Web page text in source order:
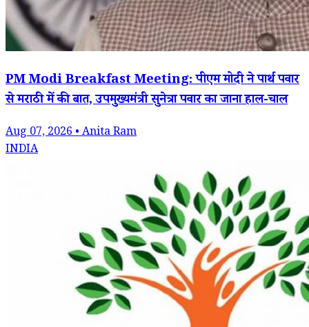
PM Modi Breakfast Meeting: पीएम मोदी ने पार्थ पवार
से मराठी में की बात, उपमुख्यमंत्री सुनेत्रा पवार का जाना हाल-चाल
Aug 07, 2026 • Anita Ram
INDIA